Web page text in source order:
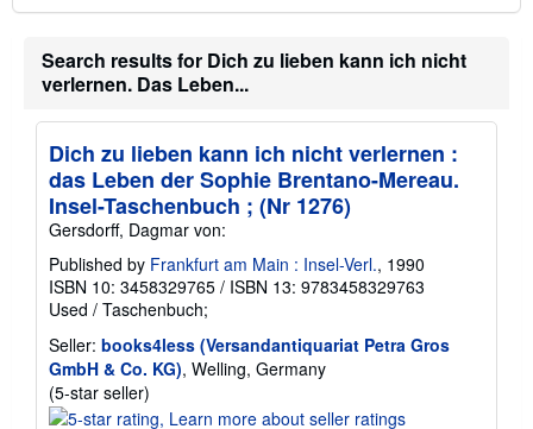
Search results for Dich zu lieben kann ich nicht
verlernen. Das Leben...
Dich zu lieben kann ich nicht verlernen :
das Leben der Sophie Brentano-Mereau.
Insel-Taschenbuch ; (Nr 1276)
Gersdorff, Dagmar von:
Published by Frankfurt am Main : Insel-Verl., 1990
ISBN 10: 3458329765 / ISBN 13: 9783458329763
Used / Taschenbuch;
Seller: books4less (Versandantiquariat Petra Gros
GmbH & Co. KG), Welling, Germany
(5-star seller)
rating